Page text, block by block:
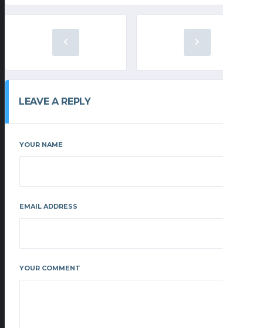
LEAVE A REPLY
YOUR NAME
EMAIL ADDRESS
YOUR COMMENT